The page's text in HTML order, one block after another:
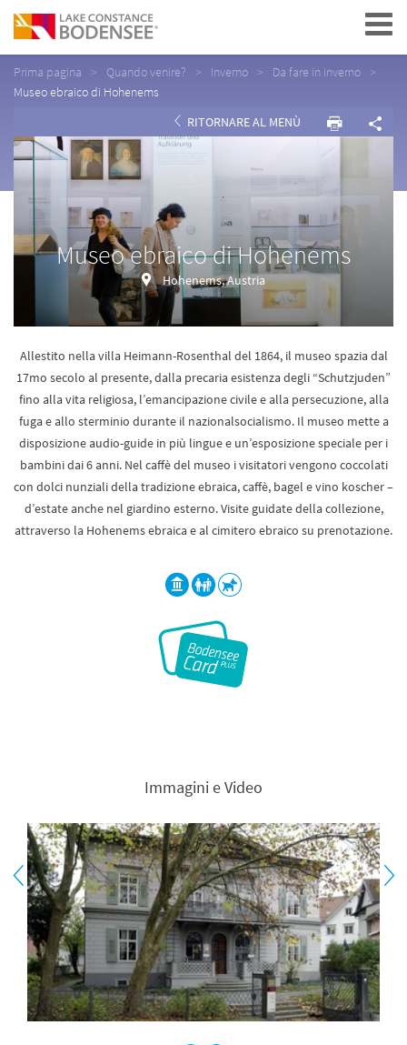
Navigation
Prima pagina Quando venire? Inverno
Da fare in inverno
Museo ebraico di Hohenems
RITORNARE AL MENÙ
Museo ebraico di Hohenems
Hohenems, Austria
Allestito nella villa Heimann-Rosenthal del 1864, il museo spazia dal
17mo secolo al presente, dalla precaria esistenza degli “Schutzjuden”
fino alla vita religiosa, l’emancipazione civile e alla persecuzione, alla
fuga e allo sterminio durante il nazionalsocialismo. Il museo mette a
disposizione audio-guide in più lingue e un’esposizione speciale per i
bambini dai 6 anni. Nel caffè del museo i visitatori vengono coccolati
con dolci nunziali della tradizione ebraica, caffè, bagel e vino koscher –
d’estate anche nel giardino esterno. Visite guidate della collezione,
attraverso la Hohenems ebraica e al cimitero ebraico su prenotazione.
Immagini e Video